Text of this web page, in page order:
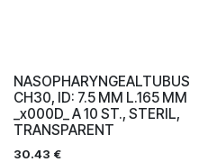
NASOPHARYNGEALTUBUS
CH30, ID: 7.5 MM L.165 MM
_x000D_ A 10 ST., STERIL,
TRANSPARENT
30.43 €